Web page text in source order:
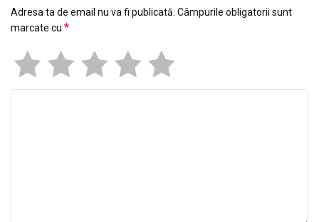
Adresa ta de email nu va fi publicată. Câmpurile obligatorii sunt
marcate cu *